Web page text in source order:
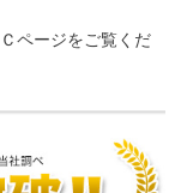
ページをご覧くだ